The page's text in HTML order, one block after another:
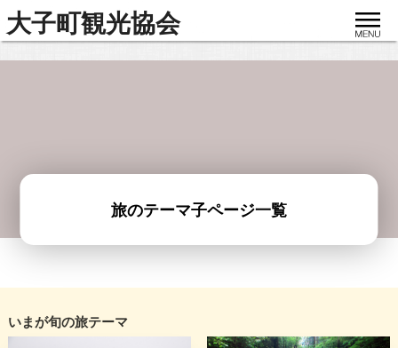
大子町観光協会 toggle
旅のテーマ子ページ一覧
いまが旬の旅テーマ